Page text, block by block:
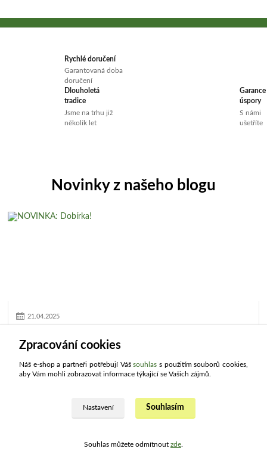
Rychlé doručení
Garantovaná doba
doručení
Dlouholetá
tradice
Jsme na trhu již
několik let
Garance
úspory
S námi
ušetříte
Novinky z našeho blogu
21 04. 2025
Vyslyšeli jsme Vaše přání a zařadili jsme nový způsob platby
objednávek. Víme, že řada zákazníků preferuje u nákupů přes internet
platbu na dobírku, a...číst celé
Zpracování cookies
Náš e-shop a partneři potřebují Vášsouhlas s použitím souborů cookies,
aby Vám mohli zobrazovat informace týkající se Vašich zájmů.
Nastavení Souhlasím
Souhlas můžete odmítnout zde.